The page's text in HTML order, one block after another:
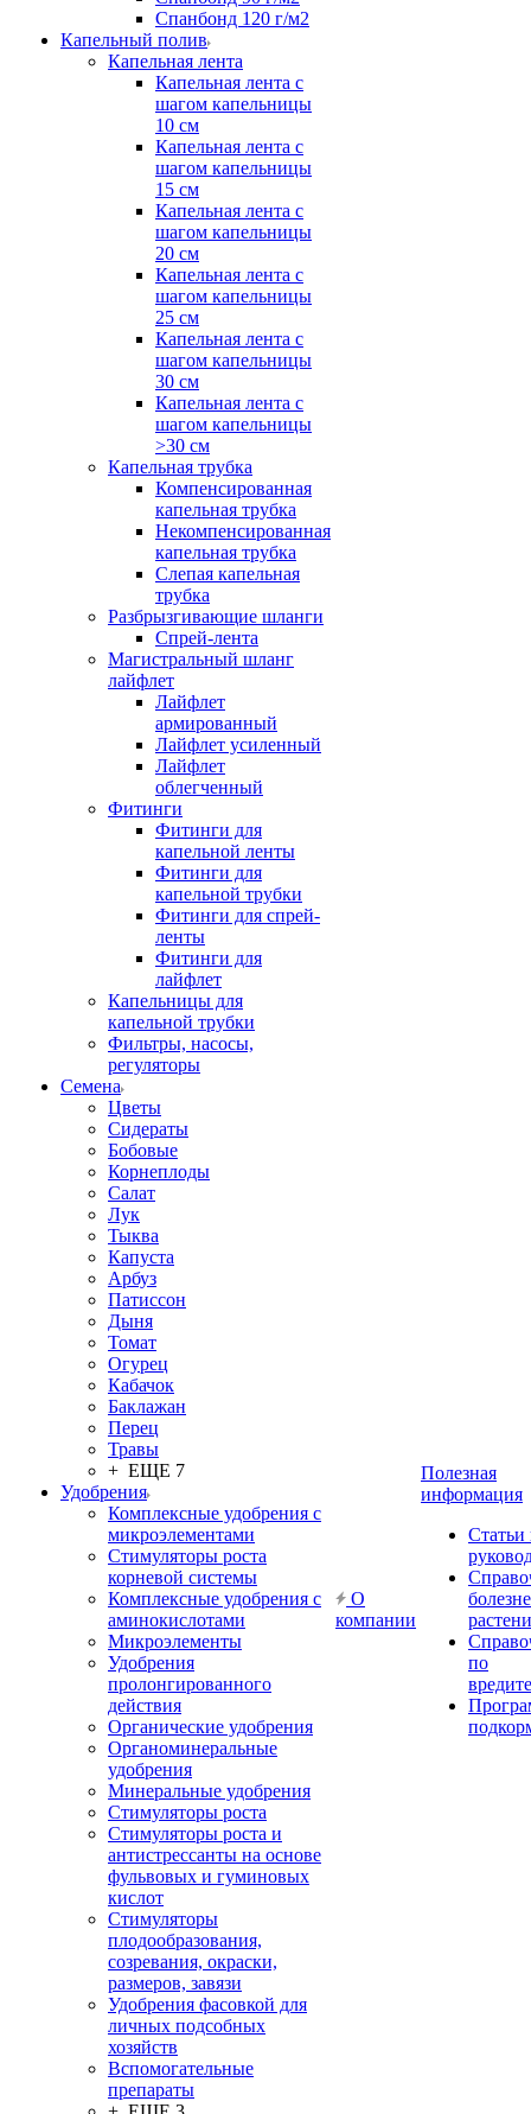
Спанбонд 120 г/м2
Капельный полив
Капельная лента
Капельная лента с
шагом капельницы
10 см
Капельная лента с
шагом капельницы
15 см
Капельная лента с
шагом капельницы
20 см
Капельная лента с
шагом капельницы
25 см
Капельная лента с
шагом капельницы
30 см
Капельная лента с
шагом капельницы
>30 см
Капельная трубка
Компенсированная
капельная трубка
Некомпенсированная
капельная трубка
Слепая капельная
трубка
Разбрызгивающие шланги
Спрей-лента
Магистральный шланг
лайфлет
Лайфлет
армированный
Лайфлет усиленный
Лайфлет
облегченный
Фитинги
Фитинги для
капельной ленты
Фитинги для
капельной трубки
Фитинги для спрей-
ленты
Фитинги для
лайфлет
Капельницы для
капельной трубки
Фильтры, насосы,
регуляторы
Семена
Цветы
Сидераты
Бобовые
Корнеплоды
Салат
Лук
Тыква
Капуста
Арбуз
Патиссон
Дыня
Томат
Огурец
Кабачок
Баклажан
Перец
Травы
+ ЕЩЕ 7
Удобрения
Комплексные удобрения с
микроэлементами
Стимуляторы роста
корневой системы
Комплексные удобрения с
аминокислотами
Микроэлементы
Удобрения
пролонгированного
действия
Органические удобрения
Органоминеральные
удобрения
Минеральные удобрения
Стимуляторы роста
Стимуляторы роста и
антистрессанты на основе
фульвовых и гуминовых
кислот
Стимуляторы
плодообразования,
созревания, окраски,
размеров, завязи
Удобрения фасовкой для
личных подсобных
хозяйств
Вспомогательные
препараты
О
компании
Полезная
информация
Статьи
по